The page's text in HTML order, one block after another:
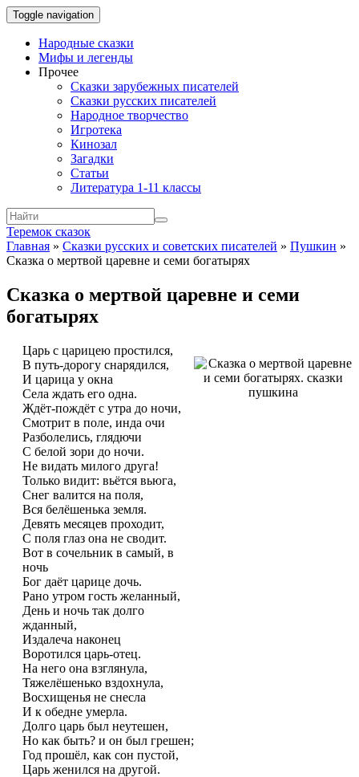
Toggle navigation
Народные сказки
Мифы и легенды
Прочее
Сказки зарубежных писателей
Сказки русских писателей
Народное творчество
Игротека
Кинозал
Загадки
Статьи
Литература 1-11 классы
Теремок сказок
Главная » Сказки русских и советских писателей » Пушкин »
Сказка о мертвой царевне и семи богатырях
Сказка о мертвой царевне и семи
богатырях
Царь с царицею простился,
В путь-дорогу снарядился,
И царица у окна
Села ждать его одна.
Ждёт-пождёт с утра до ночи,
Смотрит в поле, инда очи
Разболелись, глядючи
С белой зори до ночи.
Не видать милого друга!
Только видит: вьётся вьюга,
Снег валится на поля,
Вся белёшенька земля.
Девять месяцев проходит,
С поля глаз она не сводит.
Вот в сочельник в самый, в
ночь
Бог даёт царице дочь.
Рано утром гость желанный,
День и ночь так долго
жданный,
Издалеча наконец
Воротился царь-отец.
На него она взглянула,
Тяжелёшенько вздохнула,
Восхищенья не снесла
И к обедне умерла.
Долго царь был неутешен,
Но как быть? и он был грешен;
Год прошёл, как сон пустой,
Царь женился на другой.